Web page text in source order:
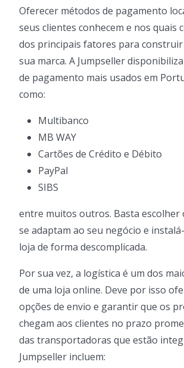
Oferecer métodos de pagamento
seus clientes conhecem e nos quais
dos principais fatores para construir
sua marca. A Jumpseller
de pagamento mais usados em
como:
Multibanco
MB WAY
Cartões de Crédito e Débito
PayPal
SIBS
entre muitos outros. Basta escolher
se adaptam ao seu negócio e
loja de forma descomplicada.
Por sua vez, a logística é um dos
de uma loja online. Deve por isso
opções de envio e garantir que os
chegam aos clientes no prazo
das transportadoras que estão
Jumpseller incluem: